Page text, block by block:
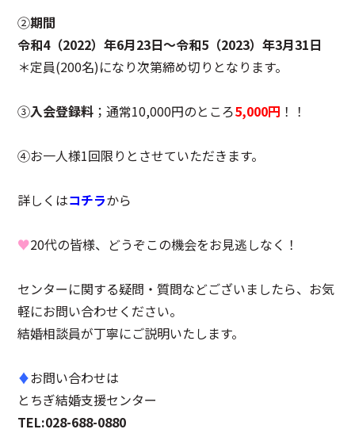
②期間
令和4（2022）年6月23日～令和5（2023）年3月31日
＊定員(200名)になり次第締め切りとなります。
③入会登録料 ；通常10,000円のところ5,000円 ！！
④お一人様1回限りとさせていただきます。
詳しくはコチラから
♥20代の皆様、どうぞこの機会をお見逃しなく！
センターに関する疑問・質問などございましたら、お気
軽にお問い合わせください。
結婚相談員が丁寧にご説明いたします。
♦お問い合わせは
とちぎ結婚支援センター
TEL:028-688-0880